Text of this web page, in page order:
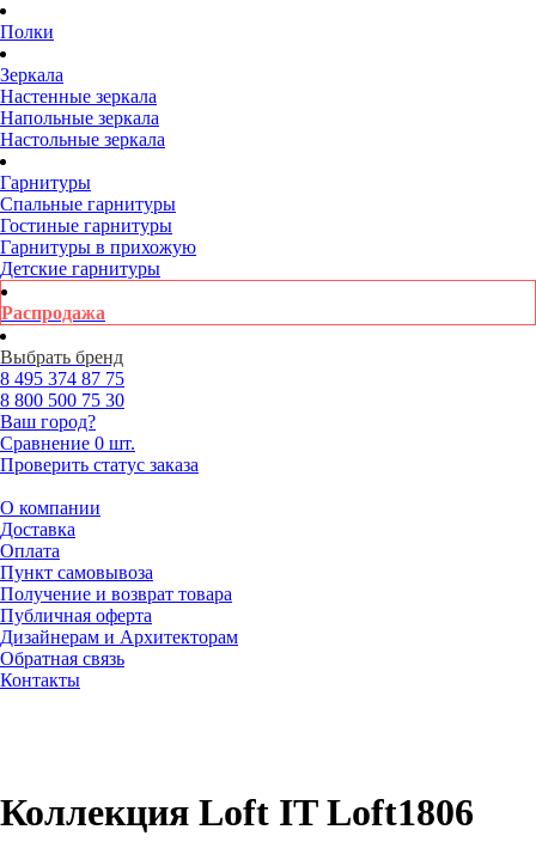
Полки
Зеркала
Настенные зеркала
Напольные зеркала
Настольные зеркала
Гарнитуры
Спальные гарнитуры
Гостиные гарнитуры
Гарнитуры в прихожую
Детские гарнитуры
Распродажа
Выбрать бренд
8 495 374 87 75
8 800 500 75 30
Ваш город?
Сравнение 0 шт.
Проверить статус заказа
О компании
Доставка
Оплата
Пункт самовывоза
Получение и возврат товара
Публичная оферта
Дизайнерам и Архитекторам
Обратная связь
Контакты
Коллекция Loft IT Loft1806